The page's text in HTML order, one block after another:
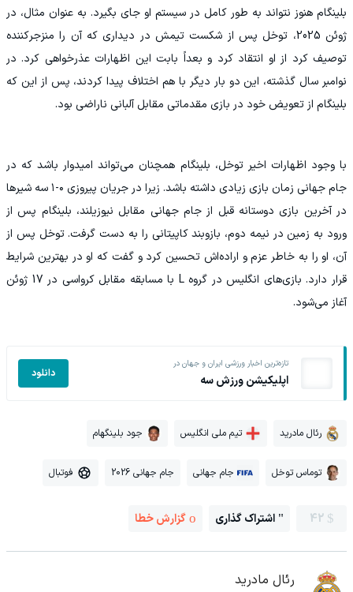
بلینگام هنوز نتواند به طور کامل در سیستم او جای بگیرد. به عنوان مثال، در
ژوئن 2025، توخل پس از شکست تیمش در دیداری که آن را منزجرکننده
توصیف کرد از او انتقاد کرد و بعداً بابت این اظهارات عذرخواهی کرد. در
نوامبر سال گذشته، این دو بار دیگر با هم اختلاف پیدا کردند، پس از این که
بلینگام از تعویض خود در بازی مقدماتی مقابل آلبانی ناراضی بود.
با وجود اظهارات اخیر توخل، بلینگام همچنان می‌تواند امیدوار باشد که در
جام جهانی زمان بازی زیادی داشته باشد. زیرا در جریان پیروزی ۰-۱ سه شیرها
در آخرین بازی دوستانه قبل از جام جهانی مقابل نیوزیلند، بلینگام پس از
ورود به زمین در نیمه دوم، بازوبند کاپیتانی را به دست گرفت. توخل پس از
آن، او را به خاطر عزم و اراده‌اش تحسین کرد و گفت که او در بهترین شرایط
قرار دارد. بازی‌های انگلیس در گروه L با مسابقه مقابل کرواسی در 17 ژوئن
آغاز می‌شود.
تازه‌ترین اخبار ورزشی ایران و جهان در
اپلیکیشن ورزش سه دانلود
رئال مادرید تیم ملی انگلیس جود بلینگهام
توماس توخل جام جهانی جام جهانی 2026 فوتبال
42 اشتراک گذاری گزارش خطا
رئال مادرید